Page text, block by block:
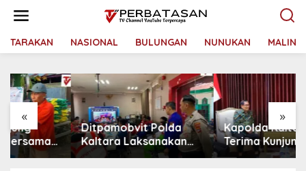
t
TARAKAN NASIONAL BULUNGAN NUNUKAN
« »
Ditpamobvit Polda
Kaltara Laksanakan
Risk Assessment di
Kapolda Kaltara
Terima Kunjungan
Silaturahmi Jajaran